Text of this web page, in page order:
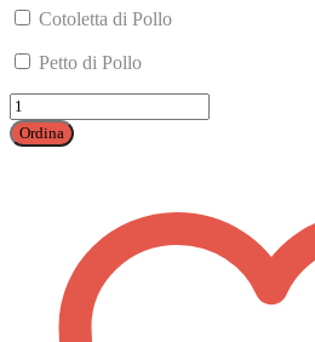
Cotoletta di Pollo
Petto di Pollo
Black
Sandwich
quantità
Ordina